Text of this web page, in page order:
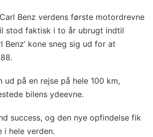
Benz verdens første motordrevne
stod faktisk i to år ubrugt indtil
Benz’ kone sneg sig ud for at
ud på en rejse på hele 100 km,
bilens ydeevne.
success, og den nye opfindelse fik
i hele verden.